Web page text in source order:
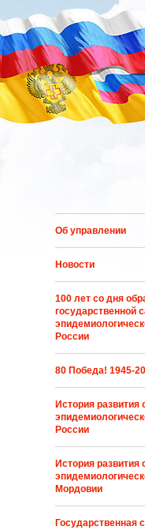
Перейти к основному
Об управлении
Новости
100 лет со дня
государственной
России
80 Победа! 1945-
История развития
России
История развития
Мордовии
Государственная